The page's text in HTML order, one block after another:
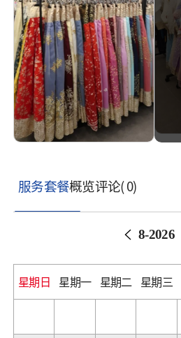
服务套餐概览评论( 0)
8-2026
星期日 星期一 星期二 星期三